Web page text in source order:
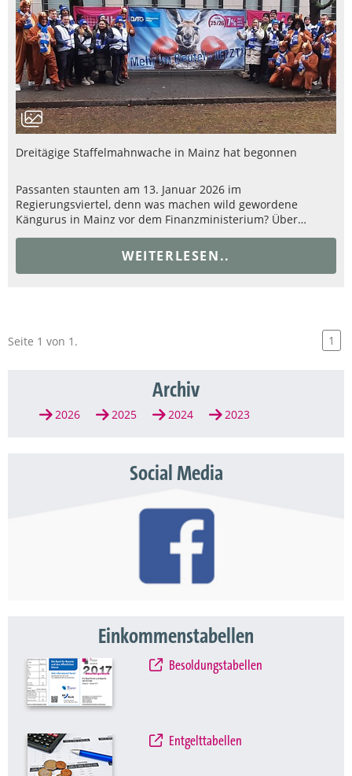
Dreitägige Staffelmahnwache in Mainz hat begonnen
Passanten staunten am 13. Januar 2026 im
Regierungsviertel, denn was machen wild gewordene
Kängurus in Mainz vor dem Finanzministerium? Über…
WEITERLESEN..
Seite 1 von 1. 1
Archiv
2026 2025 2024 2023
Social Media
Einkommenstabellen
Besoldungstabellen
Entgelttabellen